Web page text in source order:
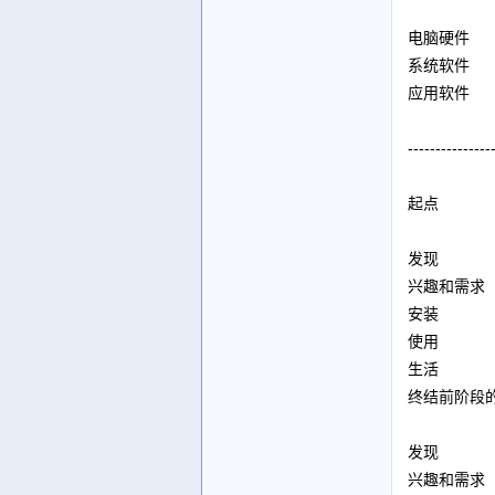
电脑硬件
系统软件
应用软件
起点
发现
兴趣和需求
安装
使用
生活
终结前阶段
发现
兴趣和需求